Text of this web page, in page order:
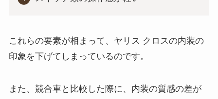
これらの要素が相まって、ヤリス クロスの内装の
印象を下げてしまっているのです。
また、競合車と比較した際に、内装の質感の差が